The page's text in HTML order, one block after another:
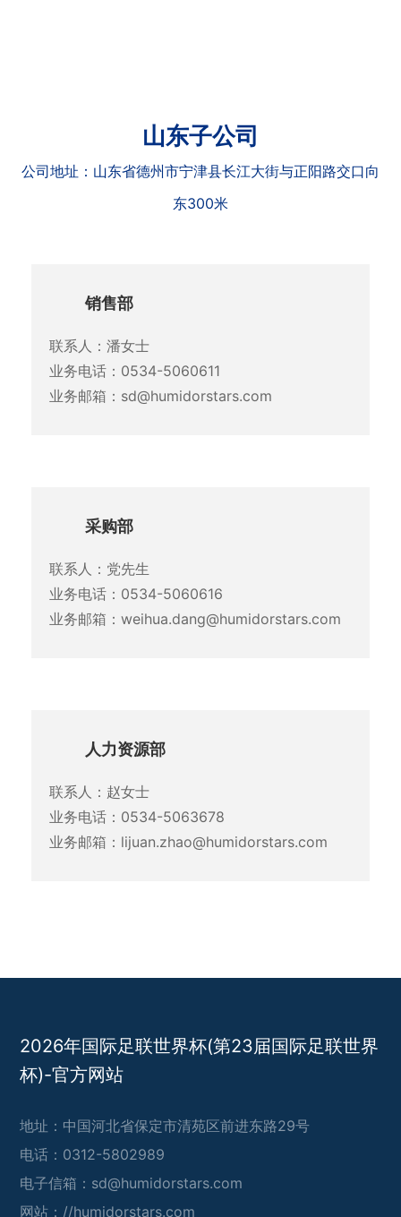
山东子公司
公司地址：山东省德州市宁津县长江大街与正阳路交口向
东300米
销售部
联系人：潘女士
业务电话：0534-5060611
业务邮箱：sd@humidorstars.com
采购部
联系人：党先生
业务电话：0534-5060616
业务邮箱：weihua.dang@humidorstars.com
人力资源部
联系人：赵女士
业务电话：0534-5063678
业务邮箱：lijuan.zhao@humidorstars.com
2026年国际足联世界杯(第23届国际足联世界
杯)-官方网站
地址：中国河北省保定市清苑区前进东路29号
电话：0312-5802989
电子信箱：sd@humidorstars.com
网站： //humidorstars.com